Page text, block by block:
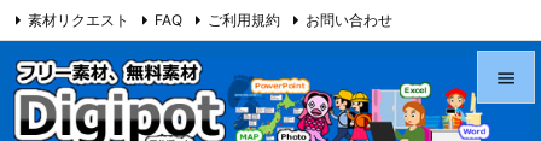

素材リクエスト FAQ ご利用規約 お問い合わせ
当サイト（Digipot.net）について